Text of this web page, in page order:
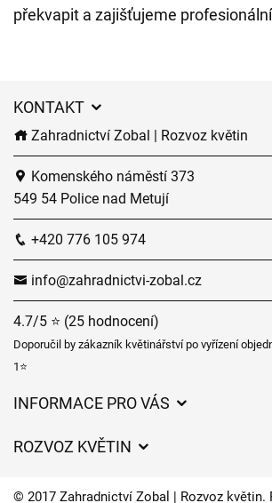
překvapit a zajišťujeme
KONTAKT
Zahradnictví Zobal | Rozvoz květin
Komenského náměstí 373
549 54 Police nad Metují
+420 776 105 974
info@zahradnictvi-zobal.cz
4.7/5 ⭐ (25 hodnocení)
Doporučil by zákazník květinářství po vyřízení
1⭐
INFORMACE PRO VÁS
Často kladené dotazy
ROZVOZ KVĚTIN
© 2017 Zahradnictví Zobal | Rozvoz květin.